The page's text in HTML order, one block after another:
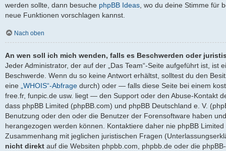
werden sollte, dann besuche phpBB Ideas, wo du deine Stimme für
neue Funktionen vorschlagen kannst.
Nach oben
An wen soll ich mich wenden, falls es Beschwerden oder
Jeder Administrator, der auf der „Das Team“-Seite aufgeführt ist, ist
Beschwerde. Wenn du so keine Antwort erhältst, solltest du den
eine „WHOIS“-Abfrage durch) oder — falls diese Seite bei einem
free.fr, funpic.de usw. liegt — den Support oder den Abuse-Kontakt
dass phpBB Limited (phpBB.com) und phpBB Deutschland e. V.
Benutzung oder den oder die Benutzer der Forensoftware haben
herangezogen werden können. Kontaktiere daher nie phpBB
Zusammenhang mit jeglichen juristischen Fragen
nicht direkt auf die Websiten phpbb.com, phpbb.de oder die